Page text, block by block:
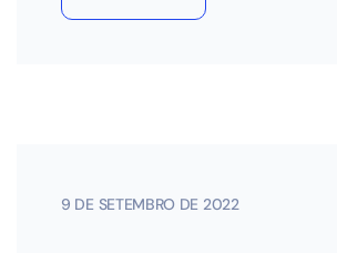
9 DE SETEMBRO DE 2022